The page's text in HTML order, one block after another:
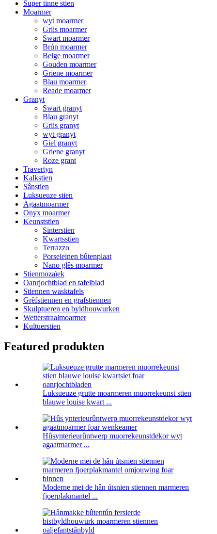
Super tinne stien
Moarmer
wyt moarmer
Griis moarmer
Swart moarmer
Brún moarmer
Beige moarmer
Gouden moarmer
Griene moarmer
Blau moarmer
Reade moarmer
Granyt
Swart granyt
Blau granyt
Griis granyt
wyt granyt
Giel granyt
Griene granyt
Roze grant
Travertyn
Kalkstien
Sânstien
Luksueuze stien
Agaatmoarmer
Onyx moarmer
Keunststien
Sinterstien
Kwartsstien
Terrazzo
Porseleinen bûtenplaat
Nano glês moarmer
Stienmozaïek
Oanrjochtblad en tafelblad
Stiennen wasktafels
Grêfstiennen en grafstiennen
Skulptueren en byldhouwurken
Wetterstraalmoarmer
Kultuerstien
Featured produkten
Luksueuze grutte moarmeren muorrekeunst stien
blauwe louise kwart ...
Hûsynterieurûntwerp muorrekeunstdekor wyt
agaatmarmer ...
Moderne mei de hân útsnien stiennen marmeren
fjoerplakmantel ...